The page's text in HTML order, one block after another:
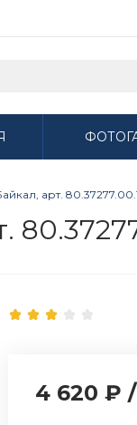
арт.
4 620 ₽ /